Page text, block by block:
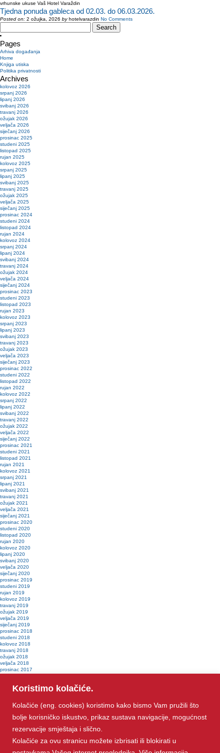
Koristimo kolačiće.
Kolačiće (eng. cookies) koristimo kako bismo Vam pružili što
bolje korisničko iskustvo, prikaz sustava navigacije, mogućnost
rezervacije smještaja i slično.
Kolačiće za ovu stranicu možete izbrisati ili blokirati u
vrhunske ukuse Vaš Hotel Varaždin
Tjedna ponuda gableca od 02.03. do 06.03.2026.
Posted on: 2 ožujka, 2026 byhotelvarazdin No Comments
for:
Pages
Arhiva događanja
Home
Knjiga utiska
Politika privatnosti
Archives
kolovoz 2026
srpanj 2026
lipanj 2026
svibanj 2026
travanj 2026
ožujak 2026
veljača 2026
siječanj 2026
prosinac 2025
studeni 2025
listopad 2025
rujan 2025
kolovoz 2025
srpanj 2025
lipanj 2025
svibanj 2025
travanj 2025
ožujak 2025
veljača 2025
siječanj 2025
prosinac 2024
studeni 2024
listopad 2024
rujan 2024
kolovoz 2024
srpanj 2024
lipanj 2024
svibanj 2024
travanj 2024
ožujak 2024
veljača 2024
siječanj 2024
prosinac 2023
studeni 2023
listopad 2023
rujan 2023
kolovoz 2023
srpanj 2023
lipanj 2023
svibanj 2023
travanj 2023
ožujak 2023
veljača 2023
siječanj 2023
prosinac 2022
studeni 2022
listopad 2022
rujan 2022
kolovoz 2022
srpanj 2022
lipanj 2022
svibanj 2022
travanj 2022
ožujak 2022
veljača 2022
siječanj 2022
prosinac 2021
studeni 2021
listopad 2021
rujan 2021
kolovoz 2021
srpanj 2021
lipanj 2021
svibanj 2021
travanj 2021
ožujak 2021
veljača 2021
siječanj 2021
prosinac 2020
studeni 2020
listopad 2020
rujan 2020
kolovoz 2020
lipanj 2020
svibanj 2020
veljača 2020
siječanj 2020
prosinac 2019
studeni 2019
rujan 2019
kolovoz 2019
travanj 2019
ožujak 2019
veljača 2019
siječanj 2019
prosinac 2018
studeni 2018
kolovoz 2018
travanj 2018
ožujak 2018
veljača 2018
prosinac 2017
lipanj 2017
ožujak 2017
prosinac 2016
studeni 2016
listopad 2016
lipanj 2016